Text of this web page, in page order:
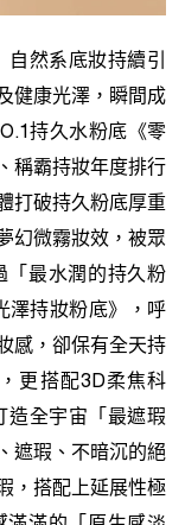
然系底妝持續引
健康光澤，瞬間成
持久水粉底《零
稱霸持妝年度排行
打破持久粉底厚重
幻微霧妝效，被眾
「最水潤的持久粉
澤持妝粉底》，呼
感，卻保有全天持
更搭配3D柔焦科
造全宇宙「最遮瑕
遮瑕、不暗沉的絕
，搭配上延展性極